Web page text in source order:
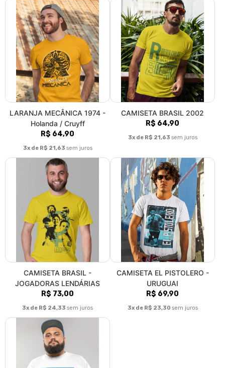
LARANJA MECÂNICA 1974 -
Holanda / Cruyff
R$ 64,90
3x de R$ 21,63 sem juros
CAMISETA BRASIL 2002
R$ 64,90
3x de R$ 21,63 sem juros
CAMISETA BRASIL -
JOGADORAS LENDÁRIAS
R$ 73,00
3x de R$ 24,33 sem juros
CAMISETA EL PISTOLERO -
URUGUAI
R$ 69,90
3x de R$ 23,30 sem juros